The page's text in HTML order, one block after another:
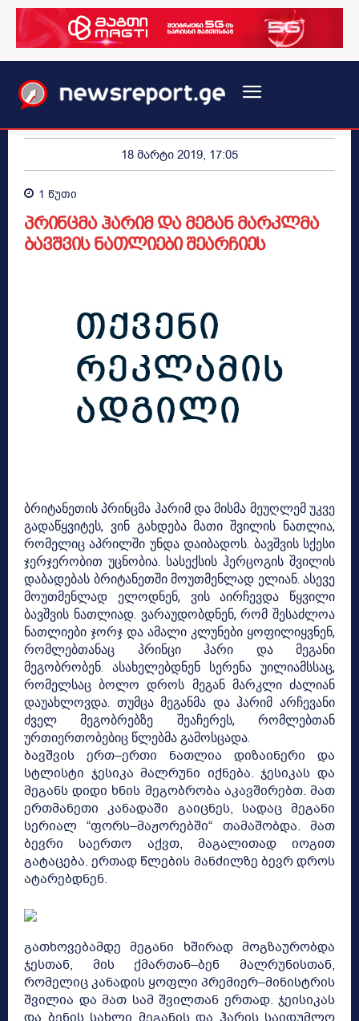
18 მარტი 2019, 17:05
1 წუთი
პრინცმა ჰარიმ და მეგან მარკლმა
ბავშვის ნათლიები შეარჩიეს
ბრიტანეთის პრინცმა ჰარიმ და მისმა მეუღლემ უკვე
გადაწყვიტეს, ვინ გახდება მათი შვილის ნათლია,
რომელიც აპრილში უნდა დაიბადოს. ბავშვის სქესი
ჯერჯერობით უცნობია. სასექსის ჰერცოგის შვილის
დაბადებას ბრიტანეთში მოუთმენლად ელიან. ასევე
მოუთმენლად ელოდნენ, ვის აირჩევდა წყვილი
ბავშვის ნათლიად. ვარაუდობდნენ, რომ შესაძლოა
ნათლიები ჯორჯ და ამალი კლუნები ყოფილიყვნენ,
რომლებთანაც პრინცი ჰარი და მეგანი
მეგობრობენ. ასახელებდნენ სერენა უილიამსსაც,
რომელსაც ბოლო დროს მეგან მარკლი ძალიან
დაუახლოვდა. თუმცა მეგანმა და ჰარიმ არჩევანი
ძველ მეგობრებზე შეაჩერეს, რომლებთან
ურთიერთობებიც წლებმა გამოსცადა.
ბავშვის ერთ–ერთი ნათლია დიზაინერი და
სტლისტი ჯესიკა მალრუნი იქნება. ჯესიკას და
მეგანს დიდი ხნის მეგობრობა აკავშირებთ. მათ
ერთმანეთი კანადაში გაიცნეს, სადაც მეგანი
სერიალ “ფორს–მაჟორებში“ თამაშობდა. მათ
ბევრი საერთო აქვთ, მაგალითად იოგით
გატაცება. ერთად წლების მანძილზე ბევრ დროს
ატარებდნენ.
გათხოვებამდე მეგანი ხშირად მოგზაურობდა
ჯესთან, მის ქმართან–ბენ მალრუნისთან,
რომელიც კანადის ყოფლი პრემიერ–მინისტრის
შვილია და მათ სამ შვილთან ერთად. ჯეისიკას